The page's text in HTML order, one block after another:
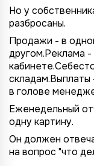
Но у
разбросаны.
Продажи - в
другом.Реклама
складам.Выплаты
в голове
Еженедельный
одну картину.
Он должен
на вопрос "что